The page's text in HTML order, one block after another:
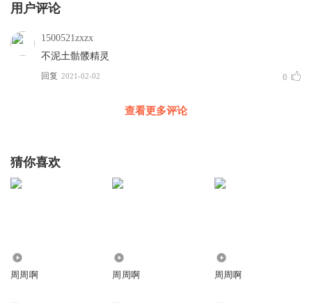
用户评论
1500521zxzx
不泥土骷髅精灵
回复 2021-02-02 0
查看更多评论
猜你喜欢
周周啊 周周啊 周周啊